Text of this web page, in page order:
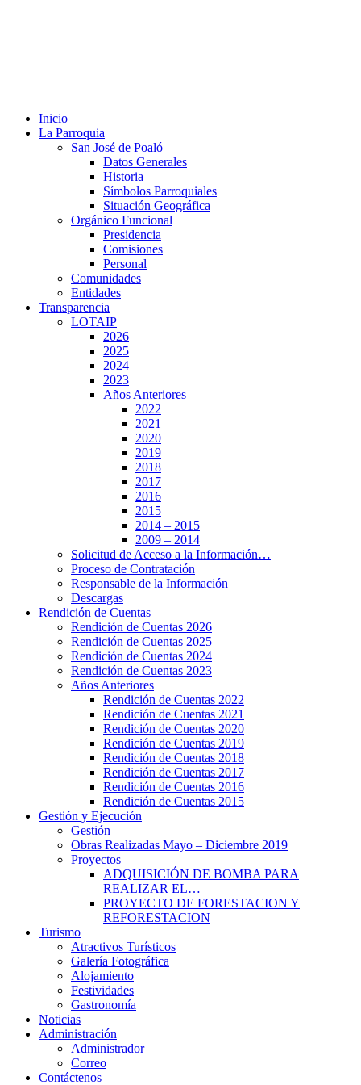
Inicio
La Parroquia
San José de Poaló
Datos Generales
Historia
Símbolos Parroquiales
Situación Geográfica
Orgánico Funcional
Presidencia
Comisiones
Personal
Comunidades
Entidades
Transparencia
LOTAIP
2026
2025
2024
2023
Años Anteriores
2022
2021
2020
2019
2018
2017
2016
2015
2014 – 2015
2009 – 2014
Solicitud de Acceso a la Información…
Proceso de Contratación
Responsable de la Información
Descargas
Rendición de Cuentas
Rendición de Cuentas 2026
Rendición de Cuentas 2025
Rendición de Cuentas 2024
Rendición de Cuentas 2023
Años Anteriores
Rendición de Cuentas 2022
Rendición de Cuentas 2021
Rendición de Cuentas 2020
Rendición de Cuentas 2019
Rendición de Cuentas 2018
Rendición de Cuentas 2017
Rendición de Cuentas 2016
Rendición de Cuentas 2015
Gestión y Ejecución
Gestión
Obras Realizadas Mayo – Diciembre 2019
Proyectos
ADQUISICIÓN DE BOMBA PARA
REALIZAR EL…
PROYECTO DE FORESTACION Y
REFORESTACION
Turismo
Atractivos Turísticos
Galería Fotográfica
Alojamiento
Festividades
Gastronomía
Noticias
Administración
Administrador
Correo
Contáctenos